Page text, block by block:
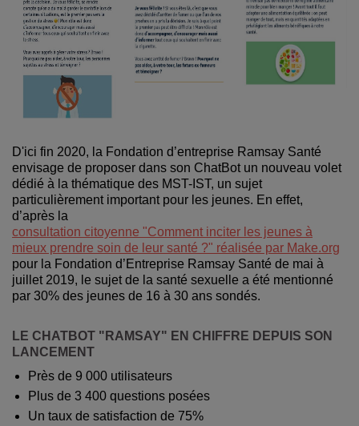
D'ici fin 2020, la Fondation d’entreprise Ramsay Santé
envisage de proposer dans son ChatBot un nouveau volet
dédié à la thématique des MST-IST, un sujet
particulièrement important pour les jeunes. En effet,
d’après la
consultation citoyenne "Comment inciter les jeunes à
mieux prendre soin de leur santé ?" réalisée par Make.org
pour la Fondation d’Entreprise Ramsay Santé de mai à
juillet 2019, le sujet de la santé sexuelle a été mentionné
par 30% des jeunes de 16 à 30 ans sondés.
LE CHATBOT "RAMSAY" EN CHIFFRE DEPUIS SON
LANCEMENT
Près de 9 000 utilisateurs
Plus de 3 400 questions posées
Un taux de satisfaction de 75%